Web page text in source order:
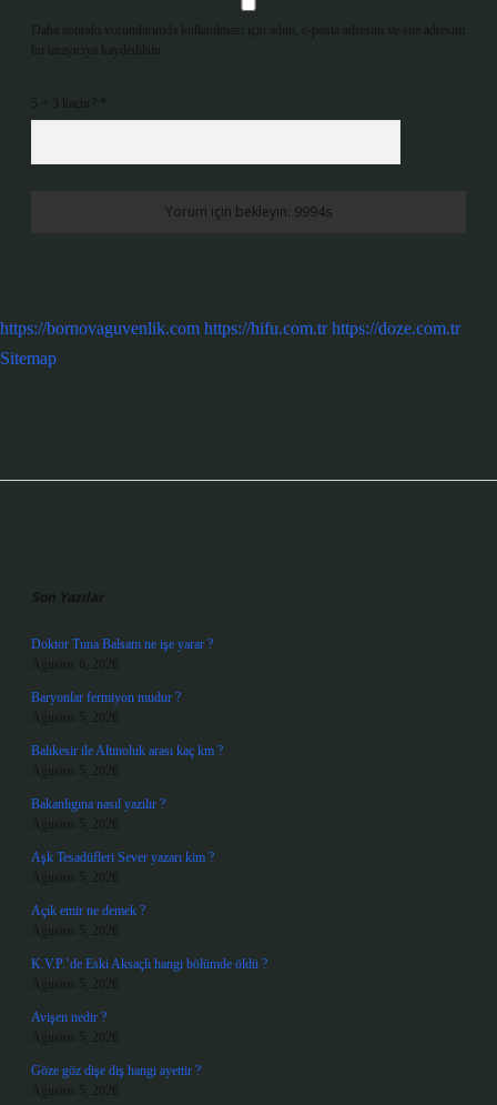
Daha sonraki yorumlarımda kullanılması için adım, e-posta adresim ve site adresim
bu tarayıcıya kaydedilsin.
5 + 3 kaçtır?
https://bornovaguvenlik.com https://hifu.com.tr https://doze.com.tr
Sitemap
Son Yazılar
Doktor Tuna Balsam ne işe yarar ?
Ağustos 6, 2026
Baryonlar fermiyon mudur ?
Ağustos 5, 2026
Balıkesir ile Altınoluk arası kaç km ?
Ağustos 5, 2026
Bakanlıgına nasıl yazılır ?
Ağustos 5, 2026
Aşk Tesadüfleri Sever yazarı kim ?
Ağustos 5, 2026
Açık emir ne demek ?
Ağustos 5, 2026
K.V.P.’de Eski Aksaçlı hangi bölümde öldü ?
Ağustos 5, 2026
Avişen nedir ?
Ağustos 5, 2026
Göze göz dişe diş hangi ayettir ?
Ağustos 5, 2026